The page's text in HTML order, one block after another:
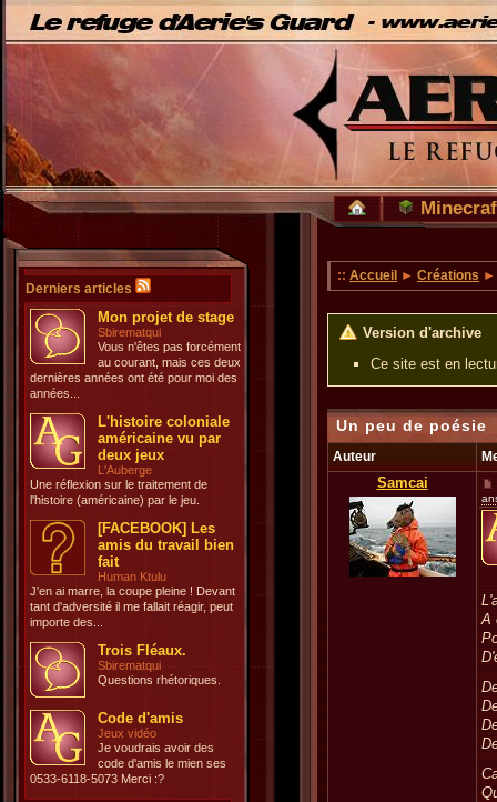
Derniers articles
Mon projet de stage
Sbirematqui
Vous n'êtes pas forcément
au courant, mais ces deux
dernières années ont été pour moi des
années...
L'histoire coloniale
américaine vu par
deux jeux
L'Auberge
Une réflexion sur le traitement de
l'histoire (américaine) par le jeu.
[FACEBOOK] Les
amis du travail bien
fait
Human Ktulu
J'en ai marre, la coupe pleine ! Devant
tant d'adversité il me fallait réagir, peut
importe des...
Trois Fléaux.
Sbirematqui
Questions rhétoriques.
Code d'amis
Jeux vidéo
Je voudrais avoir des
code d'amis le mien ses
0533-6118-5073 Merci :?
:: Accueil ► Créations
Version d'archive
Ce site est en
Un peu de poésie
Auteur
Samcai
A